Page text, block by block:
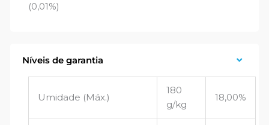
(0,01%)
Níveis de garantia
Umidade (Máx.)
180
g/kg
18,00%